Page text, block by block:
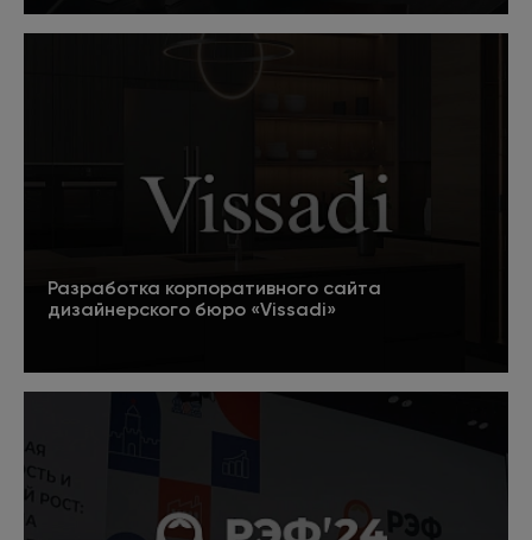
Подробнее 5
Разработка корпоративного сайта
дизайнерского бюро «Vissadi»
Подробнее